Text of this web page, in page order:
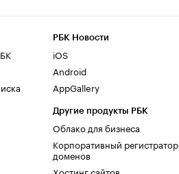
РБК Новости
iOS
Android
AppGallery
Другие продукты РБК
Облако для бизнеса
Корпоративный регистратор
доменов
Хостинг сайтов